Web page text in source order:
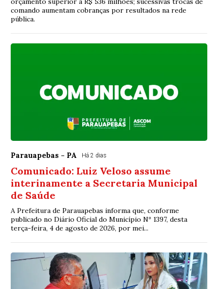
comando aumentam cobranças por resultados na rede
pública.
Parauapebas - PA Há 2 dias
Comunicado: Luiz Veloso assume
interinamente a Secretaria Municipal
de Saúde
A Prefeitura de Parauapebas informa que, conforme
publicado no Diário Oficial do Município Nº 1397, desta
terça-feira, 4 de agosto de 2026, por mei...